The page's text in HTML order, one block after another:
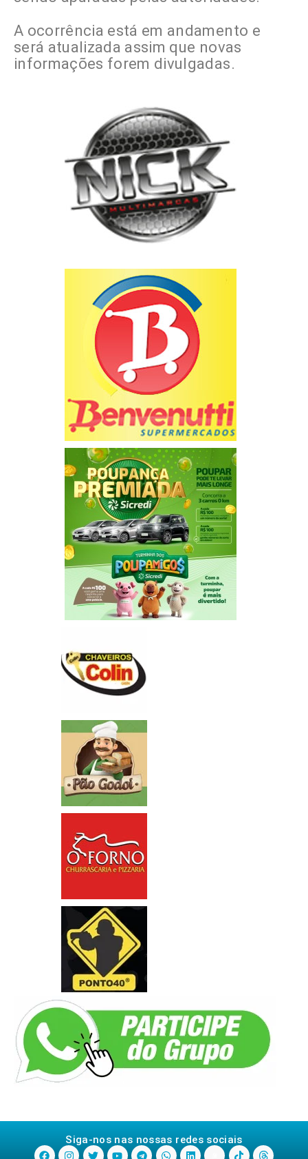
A ocorrência está em andamento e
será atualizada assim que novas
informações forem divulgadas.
Siga-nos nas nossas redes sociais